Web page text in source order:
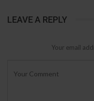
LEAVE A REPLY
Your email